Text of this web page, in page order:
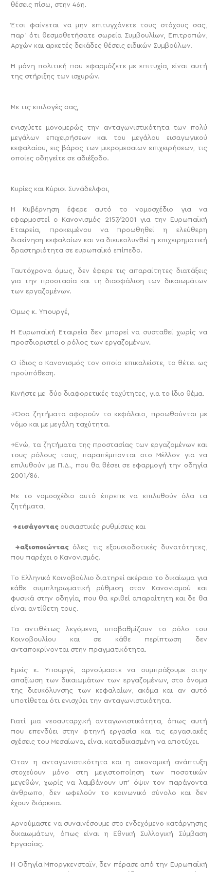
θέσεις πίσω, στην 46η.
Έτσι φαίνεται να μην επιτυγχάνετε τους στόχους σας,
παρ’ ότι θεσμοθετήσατε σωρεία Συμβουλίων, Επιτροπών,
Αρχών και αρκετές δεκάδες θέσεις ειδικών Συμβούλων.
Η μόνη πολιτική που εφαρμόζετε με επιτυχία, είναι αυτή
της στήριξης των ισχυρών.
Με τις επιλογές σας,
ενισχύετε μονομερώς την ανταγωνιστικότητα των πολύ
μεγάλων επιχειρήσεων και του μεγάλου εισαγωγικού
κεφαλαίου, εις βάρος των μικρομεσαίων επιχειρήσεων, τις
οποίες οδηγείτε σε αδιέξοδο.
Κυρίες και Κύριοι Συνάδελφοι,
Η Κυβέρνηση έφερε αυτό το νομοσχέδιο για να
εφαρμοστεί ο Κανονισμός 2157/2001 για την Ευρωπαϊκή
Εταιρεία, προκειμένου να προωθηθεί η ελεύθερη
διακίνηση κεφαλαίων και να διευκολυνθεί η επιχειρηματική
δραστηριότητα σε ευρωπαϊκό επίπεδο.
Ταυτόχρονα όμως, δεν έφερε τις απαραίτητες διατάξεις
για την προστασία και τη διασφάλιση των δικαιωμάτων
των εργαζομένων.
Όμως κ. Υπουργέ,
Η Ευρωπαϊκή Εταιρεία δεν μπορεί να συσταθεί χωρίς να
προσδιοριστεί ο ρόλος των εργαζομένων.
Ο ίδιος ο Κανονισμός τον οποίο επικαλείστε, το θέτει ως
προϋπόθεση.
Κινήστε με δύο διαφορετικές ταχύτητες, για το ίδιο θέμα.
→Όσα ζητήματα αφορούν το κεφάλαιο, προωθούνται με
νόμο και με μεγάλη ταχύτητα.
→Ενώ, τα ζητήματα της προστασίας των εργαζομένων και
τους ρόλους τους, παραπέμπονται στο Μέλλον για να
επιλυθούν με Π.Δ., που θα θέσει σε εφαρμογή την οδηγία
2001/86.
Με το νομοσχέδιο αυτό έπρεπε να επιλυθούν όλα τα
ζητήματα,
→εισάγοντας ουσιαστικές ρυθμίσεις και
→αξιοποιώντας όλες τις εξουσιοδοτικές δυνατότητες,
που παρέχει ο Κανονισμός.
Το Ελληνικό Κοινοβούλιο διατηρεί ακέραιο το δικαίωμα για
κάθε συμπληρωματική ρύθμιση στον Κανονισμού και
φυσικά στην οδηγία, που θα κριθεί απαραίτητη και δε θα
είναι αντίθετη τους.
Τα αντιθέτως λεγόμενα, υποβαθμίζουν το ρόλο του
Κοινοβουλίου και σε κάθε περίπτωση δεν
ανταποκρίνονται στην πραγματικότητα.
Εμείς κ. Υπουργέ, αρνούμαστε να συμπράξουμε στην
απαξίωση των δικαιωμάτων των εργαζομένων, στο όνομα
της διευκόλυνσης των κεφαλαίων, ακόμα και αν αυτό
υποτίθεται ότι ενισχύει την ανταγωνιστικότητα.
Γιατί μια νεοαυταρχική ανταγωνιστικότητα, όπως αυτή
που επενδύει στην φτηνή εργασία και τις εργασιακές
σχέσεις του Μεσαίωνα, είναι καταδικασμένη να αποτύχει.
Όταν η ανταγωνιστικότητα και η οικονομική ανάπτυξη
στοχεύουν μόνο στη μεγιστοποίηση των ποσοτικών
μεγεθών, χωρίς να λαμβάνουν υπ’ όψιν τον παράγοντα
άνθρωπο, δεν ωφελούν το κοινωνικό σύνολο και δεν
έχουν διάρκεια.
Αρνούμαστε να συναινέσουμε στο ενδεχόμενο κατάργησης
δικαιωμάτων, όπως είναι η Εθνική Συλλογική Σύμβαση
Εργασίας.
Η Οδηγία Μποργκενσταϊν, δεν πέρασε από την Ευρωπαϊκή